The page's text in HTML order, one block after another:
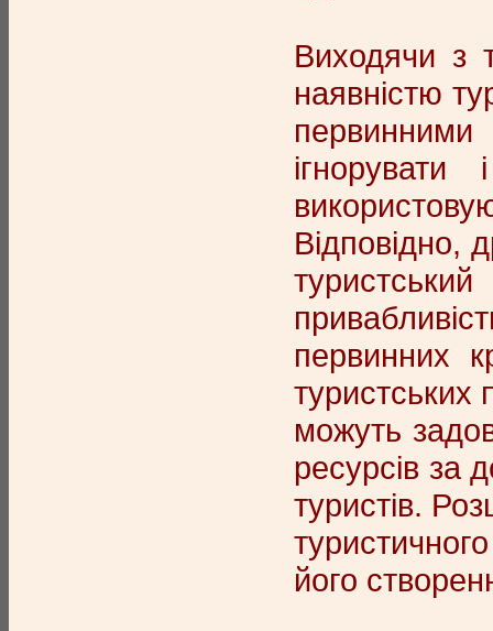
Виходячи з
наявністю
Відповідно,
первинних
туристських
можуть
ресурсів за
туристів.
його